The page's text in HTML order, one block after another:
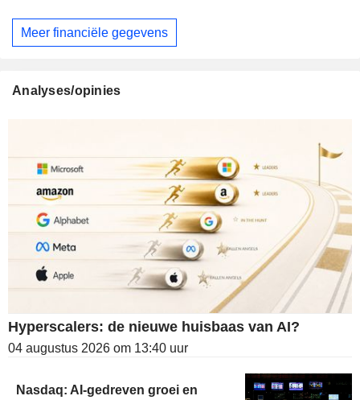
Meer financiële gegevens
Analyses/opinies
Hyperscalers: de nieuwe huisbaas van AI?
04 augustus 2026 om 13:40 uur
Nasdaq: AI-gedreven groei en